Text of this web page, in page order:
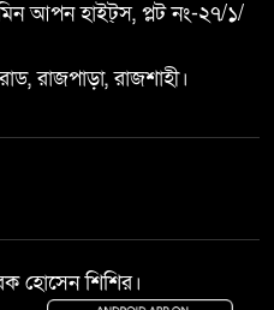
পৌরসভার উন্নয়নে পাঁচটি
উদ্বোধন করলেন সংসদ
আবু সাঈদ চাঁদ
আপন হাইট্স, প্লট নং-২৭/১/
রাজপাড়া, রাজশাহী।
হোসেন শিশির।